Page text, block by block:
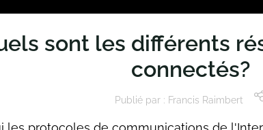
sont les différents
connectés?
Publié par : Francis Raimbert